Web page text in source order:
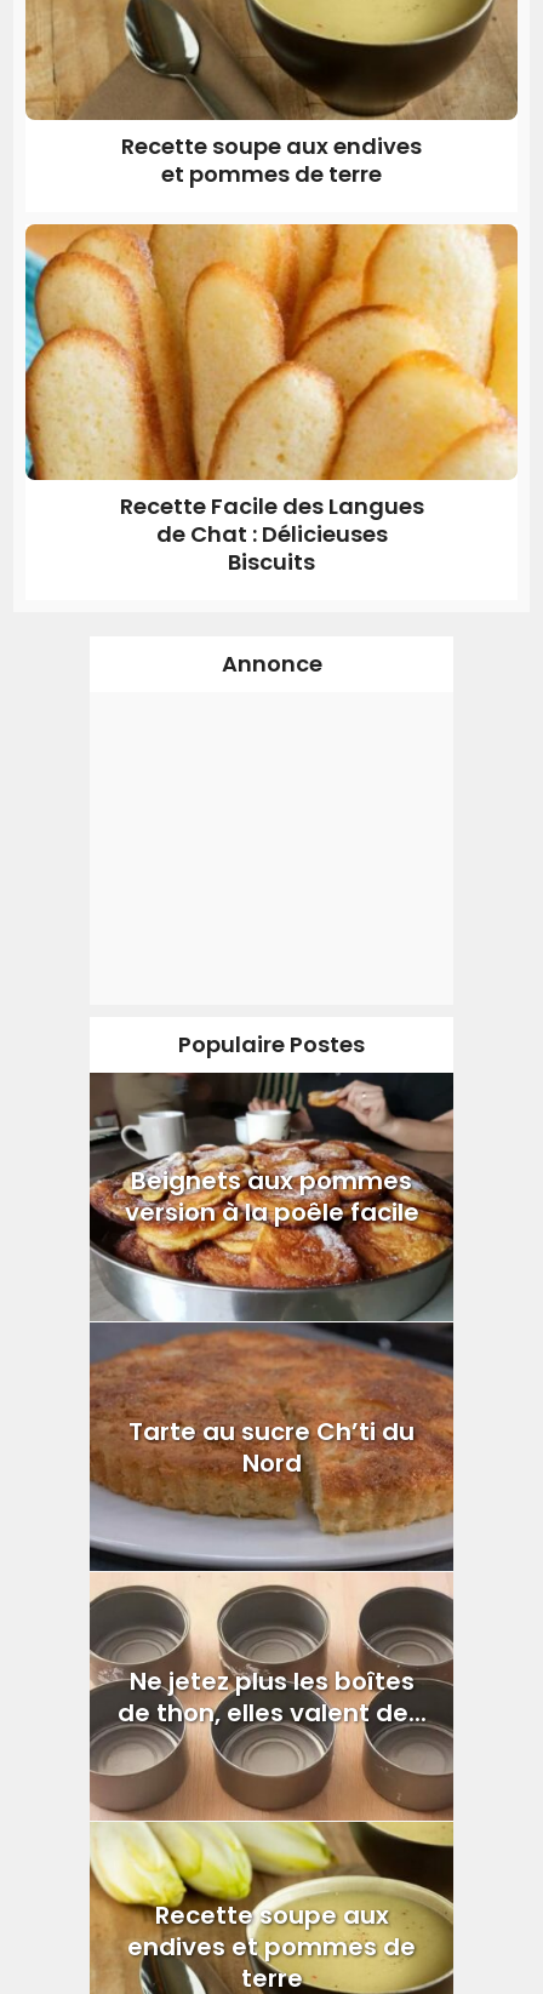
Recette soupe aux endives
et pommes de terre
Recette Facile des Langues
de Chat : Délicieuses
Biscuits
Annonce
Populaire Postes
Beignets aux pommes
version à la poêle facile
Tarte au sucre Ch’ti du
Nord
Ne jetez plus les boîtes
de thon, elles valent de...
Recette soupe aux
endives et pommes de
terre